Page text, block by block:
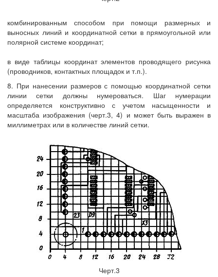
комбинированным способом при помощи размерных и
выносных линий и координатной сетки в прямоугольной или
полярной системе координат;
в виде таблицы координат элементов проводящего рисунка
(проводников, контактных площадок и т.п.).
8. При нанесении размеров с помощью координатной сетки
линии сетки должны нумероваться. Шаг нумерации
определяется конструктивно с учетом насыщенности и
масштаба изображения (черт.3, 4) и может быть выражен в
миллиметрах или в количестве линий сетки.
Черт.3